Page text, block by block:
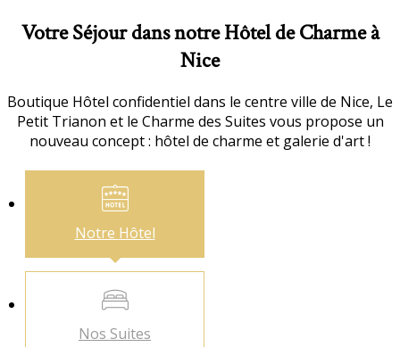
Votre Séjour dans notre Hôtel de Charme à
Nice
Boutique Hôtel confidentiel dans le centre ville de Nice, Le
Petit Trianon et le Charme des Suites vous propose un
nouveau concept : hôtel de charme et galerie d'art !
Notre Hôtel
Nos Suites